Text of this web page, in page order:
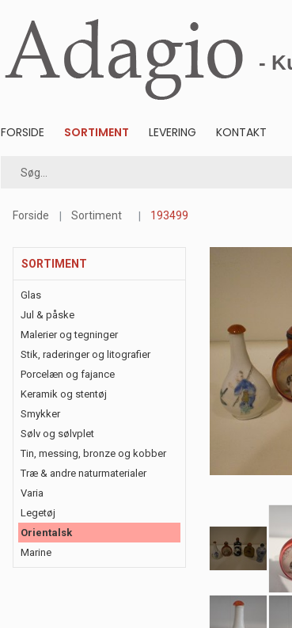
-
FORSIDE SORTIMENT LEVERING KONTAKT
Forside Sortiment 193499
SORTIMENT
Glas
Jul & påske
Malerier og tegninger
Stik, raderinger og litografier
Porcelæn og fajance
Keramik og stentøj
Smykker
Sølv og sølvplet
Tin, messing, bronze og kobber
Træ & andre naturmaterialer
Varia
Legetøj
Orientalsk
Marine